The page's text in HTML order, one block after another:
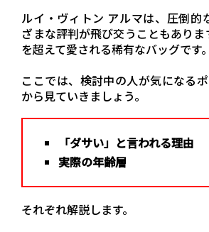
ルイ・ヴィトン アルマは、圧倒的
ざまな評判が飛び交うこともあり
を超えて愛される稀有なバッグです。
ここでは、検討中の人が気になる
から見ていきましょう。
「ダサい」と言われる理由
実際の年齢層
それぞれ解説します。